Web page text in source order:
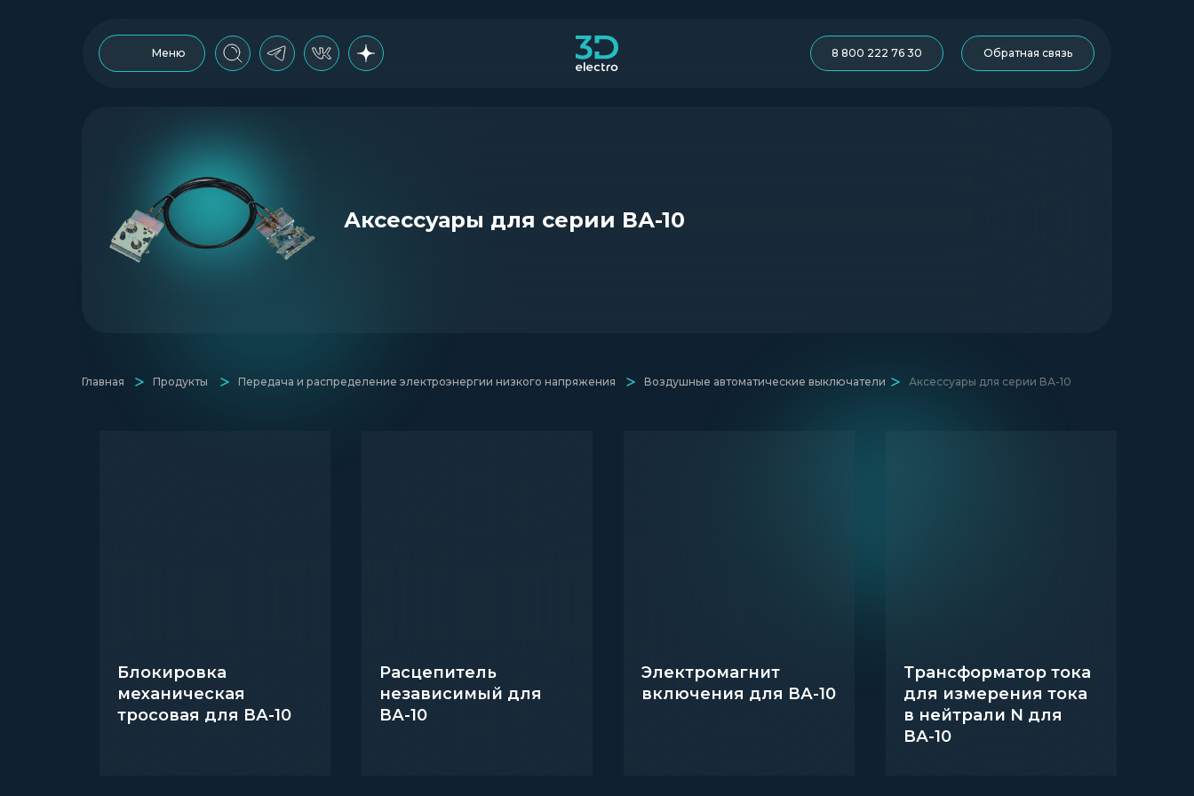
Обратная связь
8 800 222 76 30
Меню
Аксессуары для серии ВА-10
Главная Передача и распределение электроэнергии низкого напряжения Воздушные автоматические выключатели Аксессуары для серии ВА-10
Продукты
Блокировка
механическая
тросовая для ВА-10
Расцепитель
независимый для
ВА-10
Электромагнит
включения для ВА-10
Трансформатор тока
для измерения тока
в нейтрали N для
ВА-10